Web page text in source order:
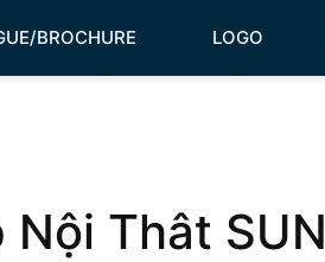
BROCHURE LOGO
Thât SUN